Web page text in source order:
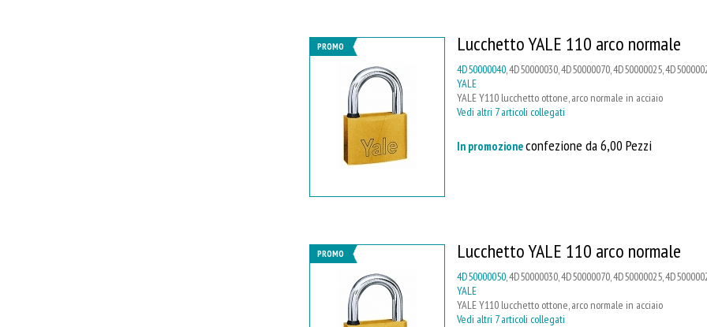
PROMO Lucchetto YALE 110 arco normale
4D50000040, 4D50000030, 4D50000070, 4D50000025,
YALE
YALE Y110 lucchetto ottone, arco normale in acciaio
Vedi altri 7 articoli collegati
In promozioneconfezione da 6,00 Pezzi
PROMO Lucchetto YALE 110 arco normale
4D50000050, 4D50000030, 4D50000070, 4D50000025,
YALE
YALE Y110 lucchetto ottone, arco normale in acciaio
Vedi altri 7 articoli collegati